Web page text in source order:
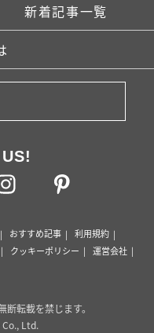
新着記事一覧
おすすめ記事
利用規約
クッキーポリシー
運営会社
転載を禁じます。
Ltd.